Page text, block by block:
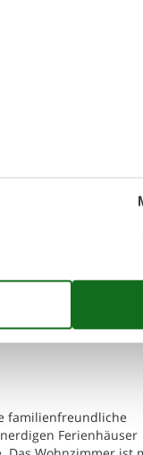
familienfreundliche
Ferienhäuser